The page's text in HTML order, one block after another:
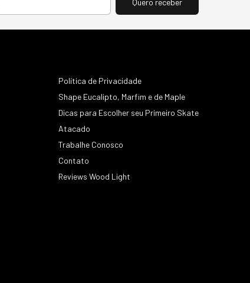
Política de Privacidade
Shape Eucalipto, Marfim e de Maple
Dicas para Escolher seu Primeiro Skate
Atacado
Trabalhe Conosco
Contato
Reviews Wood Light